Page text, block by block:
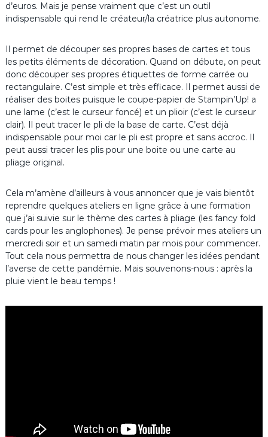
d’euros. Mais je pense vraiment que c’est un outil
indispensable qui rend le créateur/la créatrice plus autonome.
Il permet de découper ses propres bases de cartes et tous
les petits éléments de décoration. Quand on débute, on peut
donc découper ses propres étiquettes de forme carrée ou
rectangulaire. C’est simple et très efficace. Il permet aussi de
réaliser des boites puisque le coupe-papier de Stampin’Up! a
une lame (c’est le curseur foncé) et un plioir (c’est le curseur
clair). Il peut tracer le pli de la base de carte. C’est déjà
indispensable pour moi car le pli est propre et sans accroc. Il
peut aussi tracer les plis pour une boite ou une carte au
pliage original.
Cela m’amène d’ailleurs à vous annoncer que je vais bientôt
reprendre quelques ateliers en ligne grâce à une formation
que j’ai suivie sur le thème des cartes à pliage (les fancy fold
cards pour les anglophones). Je pense prévoir mes ateliers un
mercredi soir et un samedi matin par mois pour commencer.
Tout cela nous permettra de nous changer les idées pendant
l’averse de cette pandémie. Mais souvenons-nous : après la
pluie vient le beau temps !